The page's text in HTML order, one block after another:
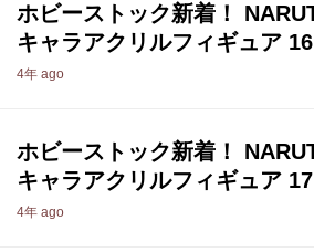
ホビーストック新着！
キャラアクリルフィギュア 16
4年 ago
ホビーストック新着！
キャラアクリルフィギュア
4年 ago